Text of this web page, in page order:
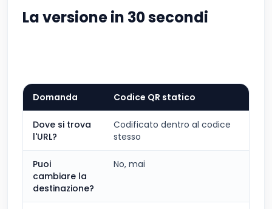
La versione in 30 secondi
Domanda Codice QR statico
Dove si trova
l'URL?
Codificato dentro al codice
stesso
Puoi
cambiare la
destinazione?
No, mai